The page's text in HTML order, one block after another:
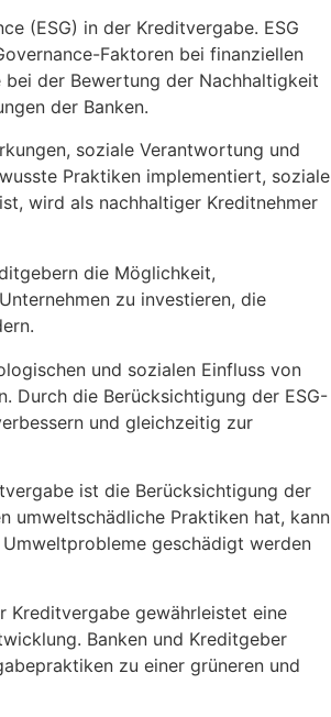
(ESG) in der Kreditvergabe. ESG
Faktoren bei finanziellen
bei der Bewertung der Nachhaltigkeit
der Banken.
soziale Verantwortung und
Praktiken implementiert, soziale
wird als nachhaltiger Kreditnehmer
die Möglichkeit,
zu investieren, die
und sozialen Einfluss von
Durch die Berücksichtigung der ESG-
und gleichzeitig zur
ist die Berücksichtigung der
umweltschädliche Praktiken hat, kann
geschädigt werden
Kreditvergabe gewährleistet eine
Banken und Kreditgeber
zu einer grüneren und